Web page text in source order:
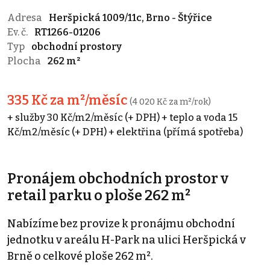
Adresa
Heršpická 1009/11c, Brno - Štýřice
Ev. č.
RT1266-01206
Typ
obchodní prostory
Plocha
262 m²
335 Kč za m²/měsíc (4 020 Kč za m²/rok)
+ služby 30 Kč/m2/měsíc (+ DPH) + teplo a voda 15
Kč/m2/měsíc (+ DPH) + elektřina (přímá spotřeba)
Pronájem obchodních prostor v
retail parku o ploše 262 m²
Nabízíme bez provize k pronájmu obchodní
jednotku v areálu H-Park na ulici Heršpická v
Brně o celkové ploše 262 m².